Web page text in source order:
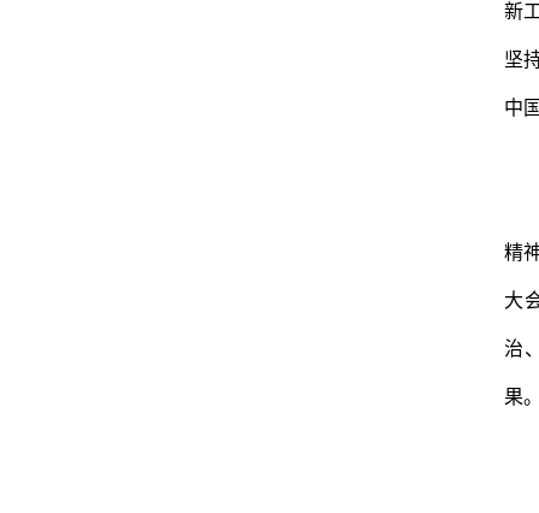
新
坚
中
精
大
治
果